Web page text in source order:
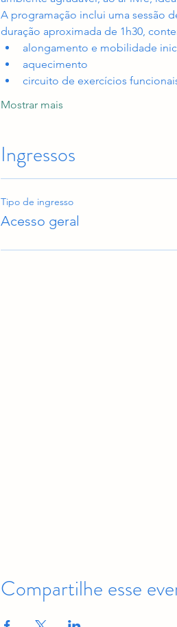
A programação inclui uma sessão
duração aproximada de 1h30,
alongamento e mobilidade
aquecimento
circuito de exercícios
Mostrar mais
Ingressos
Tipo de ingresso
Acesso geral
Compartilhe esse